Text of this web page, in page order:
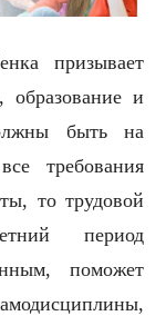
призывает
образование и
быть на
требования
то трудовой
период
поможет